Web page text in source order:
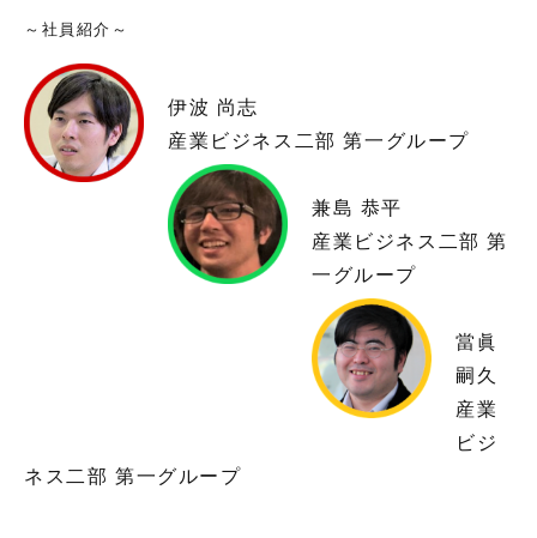
～社員紹介～
伊波 尚志
産業ビジネス二部 第一グループ
兼島 恭平
産業ビジネス二部 第
一グループ
當眞
嗣久
産業
ビジ
ネス二部 第一グループ